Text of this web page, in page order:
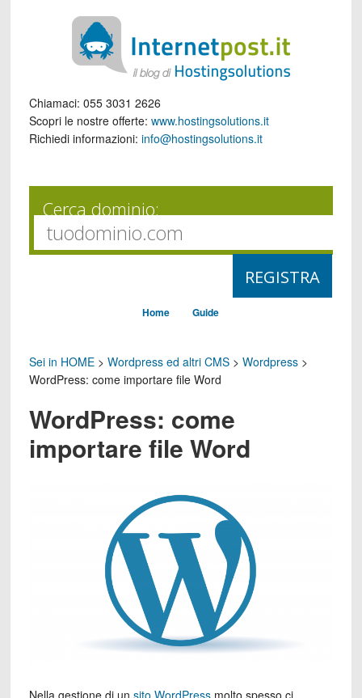
Chiamaci: 055 3031 2626
Scopri le nostre offerte: www.hostingsolutions.it
Richiedi informazioni: info@hostingsolutions.it
Cerca dominio:
Home Guide
Sei in HOME> Wordpress ed altri CMS> Wordpress>
WordPress: come importare file Word
WordPress: come
importare file Word
Nella gestione di un sito WordPressmolto spesso ci